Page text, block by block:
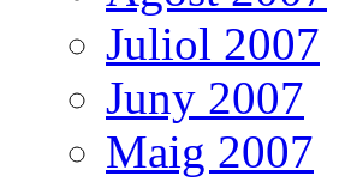
Juliol 2007
Juny 2007
Maig 2007